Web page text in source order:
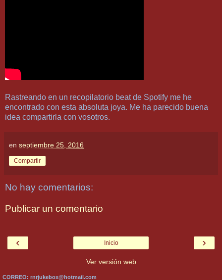
Rastreando en un recopilatorio beat de Spotify me he
encontrado con esta absoluta joya. Me ha parecido buena
idea compartirla con vosotros.
en septiembre 25, 2016
Compartir
No hay comentarios:
Publicar un comentario
‹ ›
Inicio
Ver versión web
CORREO: rnrjukebox@hotmail.com